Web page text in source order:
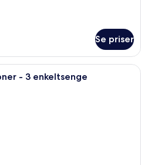
Se priser
Et hotelværelse med tre senge,
- 3 enkeltsenge